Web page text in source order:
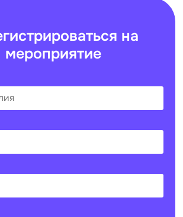
на
мероприятие